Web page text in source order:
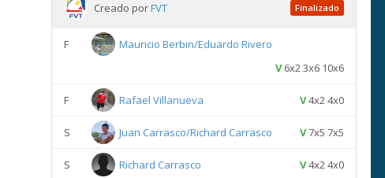
Creado porFVT Finalizado
F
Mauricio Berbin/Eduardo Rivero
V6x2 3x6 10x6
F Rafael Villanueva V4x2 4x0
S Juan Carrasco/Richard Carrasco V7x5 7x5
S Richard Carrasco V4x2 4x0